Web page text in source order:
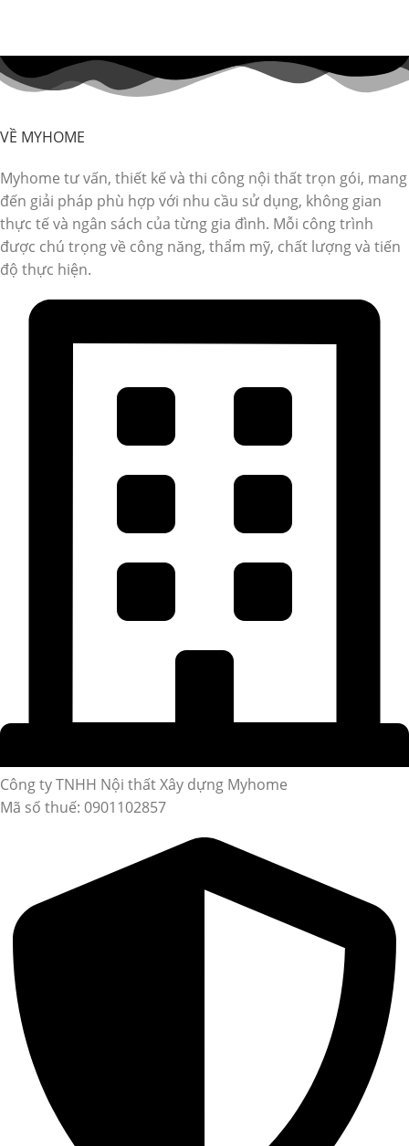
VỀ MYHOME
Myhome tư vấn, thiết kế và thi công nội thất trọn gói, mang
đến giải pháp phù hợp với nhu cầu sử dụng, không gian
thực tế và ngân sách của từng gia đình. Mỗi công trình
được chú trọng về công năng, thẩm mỹ, chất lượng và tiến
độ thực hiện.
Công ty TNHH Nội thất Xây dựng Myhome
Mã số thuế: 0901102857